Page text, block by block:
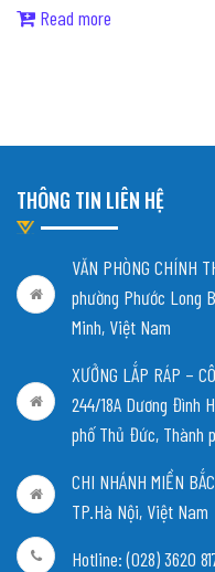
Read more
THÔNG TIN LIÊN HỆ
VĂN PHÒNG CHÍNH
phường Phước Long
Minh, Việt Nam
XƯỞNG LẮP RÁP –
244/18A Dương Đình
phố Thủ Đức, Thành
CHI NHÁNH MIỀN
TP.Hà Nội, Việt Nam
Hotline: (028) 3620